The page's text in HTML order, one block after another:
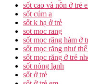
sốt cao và nôn ở trẻ
sốt cúm a
sốt k hạ ở trẻ
sot moc rang
sốt mọc răng hàm ở
sốt mọc răng như
sốt mọc răng ở trẻ
sốt nóng lạnh
sốt ở trẻ